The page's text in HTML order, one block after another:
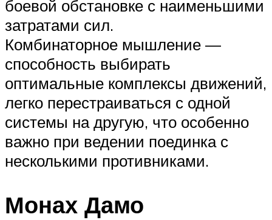
боевой обстановке с наименьшими
затратами сил.
Комбинаторное мышление —
способность выбирать
оптимальные комплексы движений,
легко перестраиваться с одной
системы на другую, что особенно
важно при ведении поединка с
несколькими противниками.
Монах Дамо